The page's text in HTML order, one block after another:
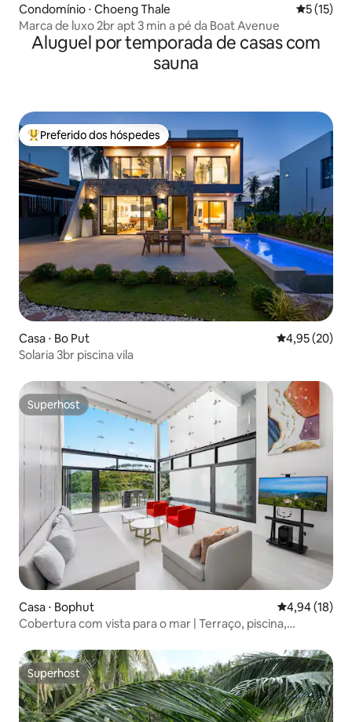
Condomínio ⋅ Choeng Thale 5 de uma
5 (15)
Marca de luxo 2br apt 3 min a pé da Boat Avenue
Aluguel por temporada de casas com
sauna
Entre os melhores preferidos dos hóspedes
Preferido dos hóspedes
Casa ⋅ Bo Put 4,95 de uma
4,95 (20)
Solaria 3br piscina vila
Superhost
Superhost
Casa ⋅ Bophut 4,94 de uma
4,94 (18)
Cobertura com vista para o mar | Terraço, piscina,
Superhost
Superhost